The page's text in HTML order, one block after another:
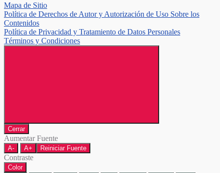
Mapa de Sitio
Política de Derechos de Autor y Autorización de Uso Sobre los
Contenidos
Política de Privacidad y Tratamiento de Datos Personales
Términos y Condiciones
Cerrar
Aumentar Fuente
A- A+ Reiniciar Fuente
Contraste
Color